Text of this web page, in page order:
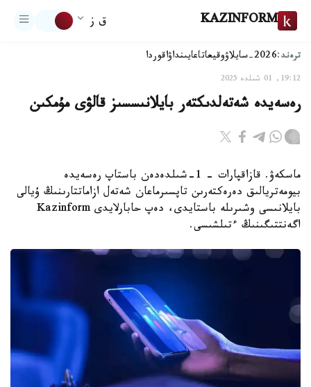
KAZINFORM ق ز
ترەند:2026-سايلاۋ وقيعاتاعايىنداۋاقوردا
19:12, 01 شىلدە 2025
رەسەيدە شەتەلدىكتەر بايلانىسسىز قالۋى مۇمكىن
ماسكەۋ. قازاقپارات – 1-شىلدەدەن باستاپ رەسەيدە
بيومەتريالىق دەرەكتەرىن تاپسىرماعان شەتەل ازاماتتارىنىڭ ۇيالى
بايلانىسى وشىرىلە باستايدى، دەپ حابارلايدى Kazinform
اگەنتتىگىنىڭ ءتىلشىسى.